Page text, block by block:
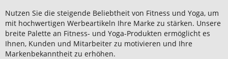
Nutzen Sie die steigende Beliebtheit von Fitness und Yoga, um
mit hochwertigen Werbeartikeln Ihre Marke zu stärken. Unsere
breite Palette an Fitness- und Yoga-Produkten ermöglicht es
Ihnen, Kunden und Mitarbeiter zu motivieren und Ihre
Markenbekanntheit zu erhöhen.